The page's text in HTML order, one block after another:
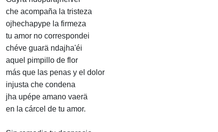
che acompaña la tristeza
ojhechapype la firmeza
tu amor no correspondei
chéve guarä ndajha'éi
aquel pimpillo de flor
más que las penas y el dolor
injusta che condena
jha upépe amano vaerä
en la cárcel de tu amor.